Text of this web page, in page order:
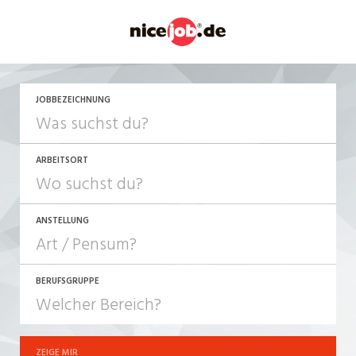
JOBBEZEICHNUNG
ARBEITSORT
ANSTELLUNG
JOB-TYP
Festanstellung
BERUFSGRUPPE
ZEIGE MIR